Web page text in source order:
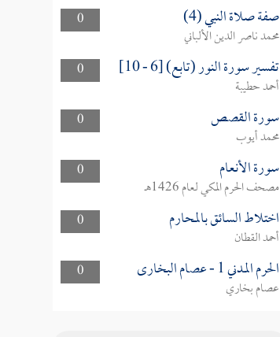
0 صفة صلاة النبي (4)
محمد ناصر الدين الألباني
0
تفسير سورة النور (تابع) [6 - 10]
أحمد حطيبة
0
سورة القصص
محمد أيوب
0
سورة الأنعام
مصحف الحرم المكي لعام 1426هـ
0
اختلاط السائق بالمحارم
أحمد القطان
0
الحرم المدني 1 - عصام البخارى
عصام بخاري